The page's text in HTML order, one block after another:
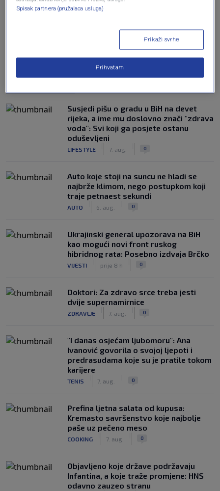
Oglas
NAJČITANIJE
Susjedi pišu o gradu u BiH na devet
rijeka, a ime mu doslovno znači "zdrava
voda": Svi koji ga posjete ostanu
oduševljeni
LIFESTYLE 7. aug. 0
Auto koje stoji na suncu ne hladi se
najbrže klimom, nego postupkom koji
traje petnaest sekundi
AUTO 6. aug. 0
Ukrajinski general upozorava na BiH
kao mogući novi front ruskog
hibridnog rata: Posebno izdvaja Brčko
VIJESTI prije 8 h 0
Doktori: Za zdravo srce treba jesti
dvije supernamirnice
ZDRAVLJE 7. aug. 0
"I danas osjećam ljubomoru": Ana
Ivanović govorila o svojoj ljepoti i
predrasudama koje su je pratile tokom
karijere
TENIS 7. aug. 0
Prefina ljetna salata od kupusa:
Kremasto savršenstvo koje najbolje
paše uz pečeno meso
COOKING 7. aug. 0
Objavljeno koje države podržavaju
Infantina, a koje traže promjene: HNS
odavno zauzeo stranu
Spisak partnera (pružalaca usluga)
Prikaži svrhe
Prihvatam